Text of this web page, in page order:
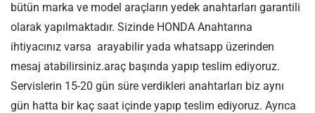
bütün marka ve model araçların yedek anahtarları garantili
olarak yapılmaktadır. Sizinde HONDA Anahtarına
ihtiyacınız varsa arayabilir yada whatsapp üzerinden
mesaj atabilirsiniz.araç başında yapıp teslim ediyoruz.
Servislerin 15-20 gün süre verdikleri anahtarları biz aynı
gün hatta bir kaç saat içinde yapıp teslim ediyoruz. Ayrıca